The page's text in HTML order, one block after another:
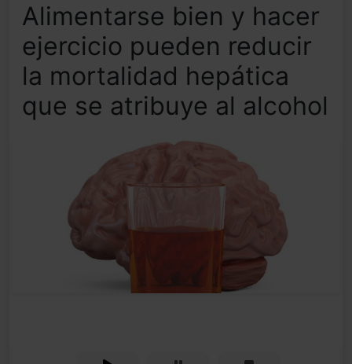
Alimentarse bien y hacer
ejercicio pueden reducir
la mortalidad hepática
que se atribuye al alcohol